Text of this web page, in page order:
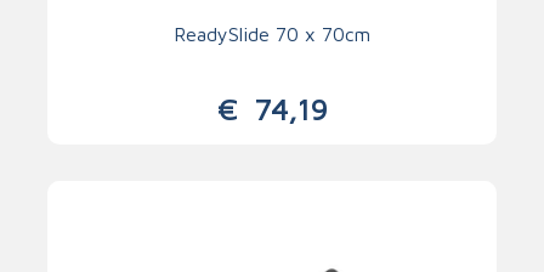
ReadySlide 70 x 70cm
€74,19